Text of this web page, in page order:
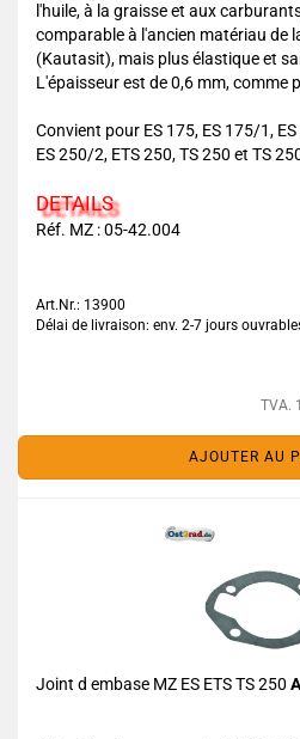
l'huile, à la graisse et aux
comparable à l'ancien matériau de
(Kautasit), mais plus élastique et
L'épaisseur est de 0,6 mm, comme
Convient pour ES 175, ES 175/1,
ES 250/2, ETS 250, TS 250 et TS
DETAILS
Réf. MZ : 05-42.004
Art.Nr.: 13900
Délai de livraison: env. 2-7 jours
TVA.
AJOUTER AU
Joint d embase MZ ES ETS TS 250